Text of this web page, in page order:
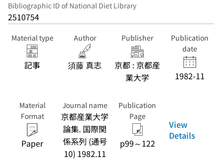
Bibliographic ID of National Diet Library
2510754
Material type
記事
Author
須藤 真志
Publisher
京都 : 京都産
業大学
Publication
date
1982-11
Material
Format
Paper
Journal name
京都産業大学
論集. 国際関
係系列 (通号
10) 1982.11
Publication
Page
p99～122
View
Details